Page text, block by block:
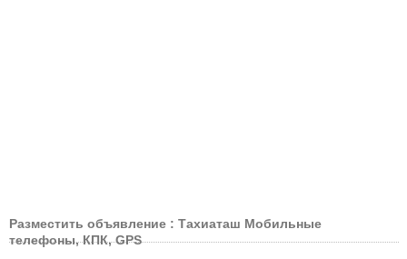
Разместить объявление : Тахиаташ Мобильные
телефоны, КПК, GPS